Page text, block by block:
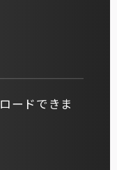
ードできま